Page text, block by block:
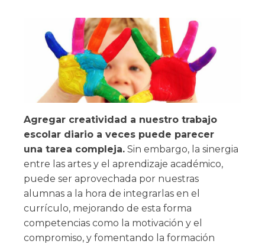
Agregar creatividad a nuestro trabajo
escolar diario a veces puede parecer
una tarea compleja. Sin embargo, la sinergia
entre las artes y el aprendizaje académico,
puede ser aprovechada por nuestras
alumnas a la hora de integrarlas en el
currículo, mejorando de esta forma
competencias como la motivación y el
compromiso, y fomentando la formación